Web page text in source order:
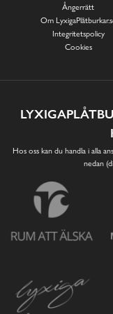
Ångerrätt
Om
Integritetspolicy
Cookies
Hos oss kan du handla i alla
nedan